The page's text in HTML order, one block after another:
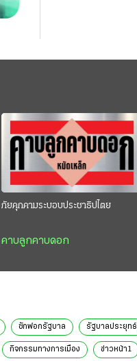
ภัยคุกคามระบอบประชาธิปไตย
คาบลูกคาบดอก
ซักฟอกรัฐบาล รัฐบาลประยุทธ์
กิจกรรมทางการเมือง ข่าวหน้า1